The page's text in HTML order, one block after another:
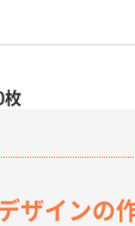
枚
で価格が妥当
ザインの